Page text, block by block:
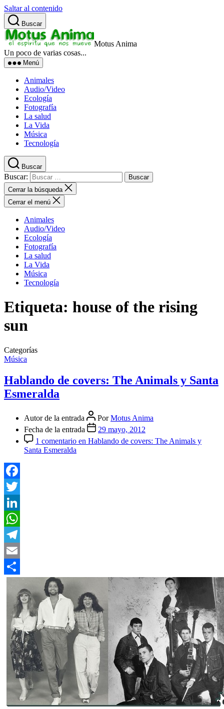
Saltar al contenido
Buscar
Motus Anima
Un poco de varias cosas...
Menú
Animales
Audio/Video
Ecología
Fotografía
La salud
La Vida
Música
Tecnología
Buscar
Buscar:
Cerrar la búsqueda
Cerrar el menú
Animales
Audio/Video
Ecología
Fotografía
La salud
La Vida
Música
Tecnología
Etiqueta: house of the rising
sun
Categorías
Música
Hablando de covers: The Animals y Santa
Esmeralda
Autor de la entrada PorMotus Anima
Fecha de la entrada
29 mayo, 2012
1 comentario en Hablando de covers: The Animals y
Santa Esmeralda
Facebook
Twitter
LinkedIn
WhatsApp
Telegram
Email
Compartir